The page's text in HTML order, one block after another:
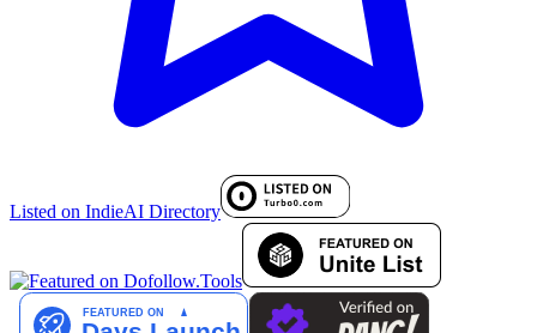
Listed on IndieAI Directory